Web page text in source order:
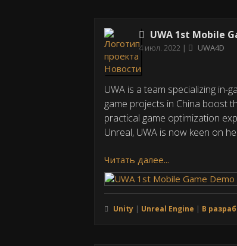
UWA 1st Mobile
Дата
4 июл. 2022 UWA4D
UWA is a team specializing in-
game projects in China boost
practical game optimization
Unreal, UWA is now keen on
Читать далее...
Unity Unreal Engine В